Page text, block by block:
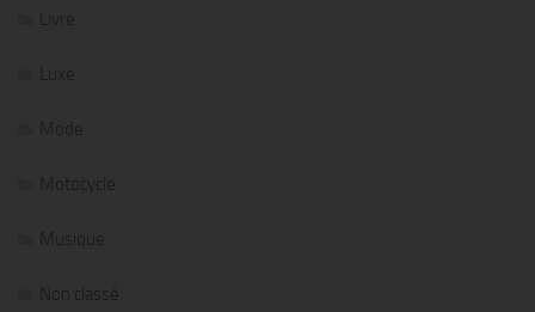
Livre
Luxe
Mode
Motocycle
Musique
Non classé